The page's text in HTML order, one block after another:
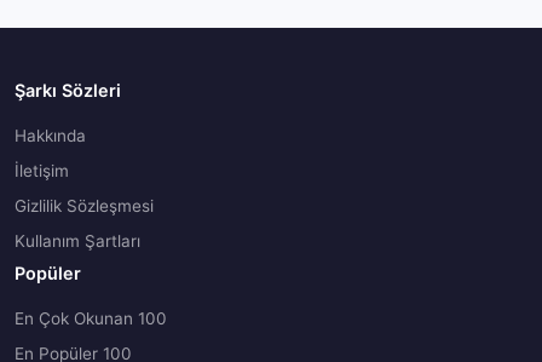
Şarkı Sözleri
Hakkında
İletişim
Gizlilik Sözleşmesi
Kullanım Şartları
Popüler
En Çok Okunan 100
En Popüler 100